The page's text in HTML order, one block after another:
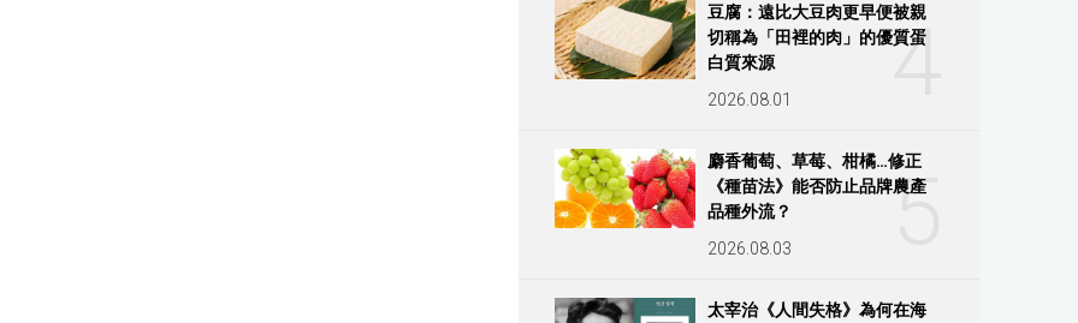
4
豆腐：遠比大豆肉更早便被親
切稱為「田裡的肉」的優質蛋
白質來源
2026.08.01
5
麝香葡萄、草莓、柑橘…修正
《種苗法》能否防止品牌農產
品種外流？
2026.08.03
太宰治《人間失格》為何在海